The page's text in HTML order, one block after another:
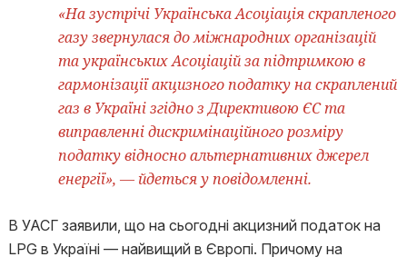
«На зустрічі Українська Асоціація скрапленого
газу звернулася до міжнародних організацій
та українських Асоціацій за підтримкою в
гармонізації акцизного податку на скраплений
газ в Україні згідно з Директивою ЄС та
виправленні дискримінаційного розміру
податку відносно альтернативних джерел
енергії», — йдеться у повідомленні.
В УАСГ заявили, що на сьогодні акцизний податок на
LPG в Україні — найвищий в Європі. Причому на